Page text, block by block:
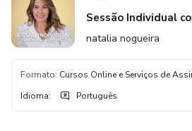
Sessão Individual
natalia nogueira
Formato: Cursos Online e Serviços de
Idioma: Português